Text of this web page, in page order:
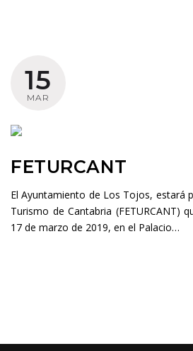
Año:
2019
15
MAR
FETURCANT
El Ayuntamiento de Los Tojos, estará
Turismo de Cantabria (FETURCANT)
17 de marzo de 2019, en el Palacio…